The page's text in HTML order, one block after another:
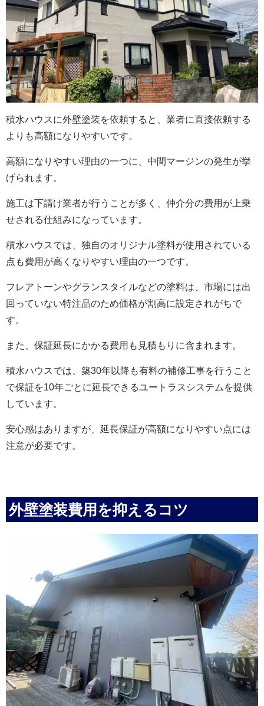
積水ハウスに外壁塗装を依頼すると、業者に直接依頼する
よりも高額になりやすいです。
高額になりやすい理由の一つに、中間マージンの発生が挙
げられます。
施工は下請け業者が行うことが多く、仲介分の費用が上乗
せされる仕組みになっています。
積水ハウスでは、独自のオリジナル塗料が使用されている
点も費用が高くなりやすい理由の一つです。
フレアトーンやグランスタイルなどの塗料は、市場には出
回っていない特注品のため価格が割高に設定されがちで
す。
また、保証延長にかかる費用も見積もりに含まれます。
積水ハウスでは、築30年以降も有料の補修工事を行うこと
で保証を10年ごとに延長できるユートラスシステムを提供
しています。
安心感はありますが、延長保証が高額になりやすい点には
注意が必要です。
外壁塗装費用を抑えるコツ